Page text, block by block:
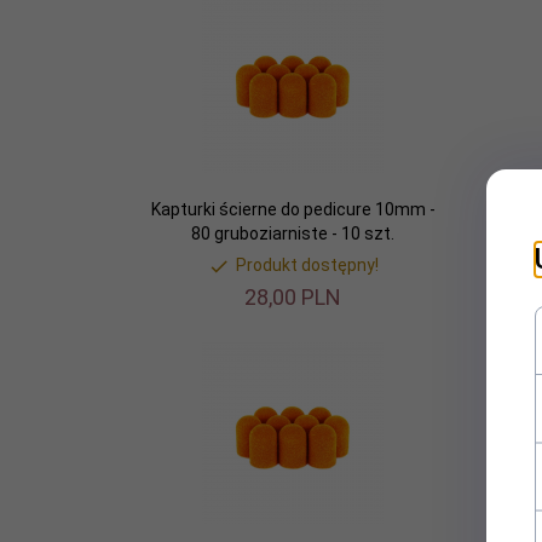
Kapturki ścierne do pedicure 10mm -
80 gruboziarniste - 10 szt.
Produkt dostępny!
28,00 PLN